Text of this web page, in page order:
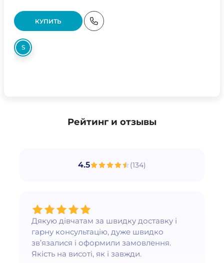
КУПИТЬ
S
Рейтинг и отзывы
4.5 (134)
Дякую дівчатам за швидку доставку і
гарну консультацію, дуже швидко
зв’язалися і оформили замовлення.
Якість на висоті, як і завжди.